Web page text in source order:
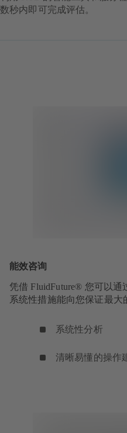
数秒内即可完成评估。
能效咨询
凭借 FluidFuture® 您可以
系统性措施能向您保证最大
系统性分析
清晰易懂的操作